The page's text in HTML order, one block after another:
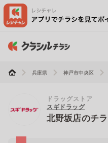
兵庫県 神戸市中央区
ドラッグストア
スギドラッグ
北野坂店のチ